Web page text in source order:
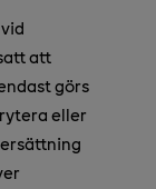
att
görs
eller